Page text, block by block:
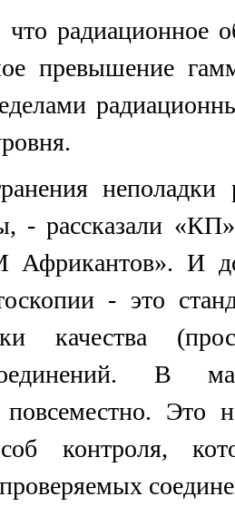
что радиационное
превышение
неполадки
- рассказали
И
- это
качества
В
повсеместно. Это
контроля,